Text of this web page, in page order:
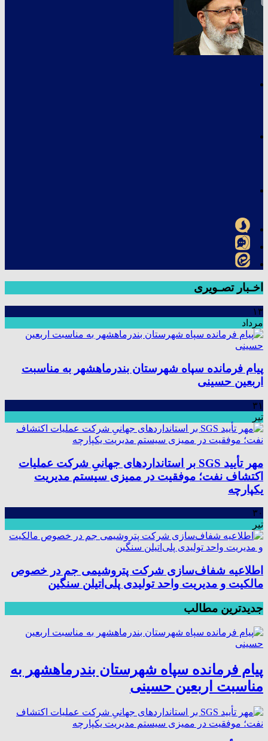
اخـبار تصـویری
۱۳
مرداد
پیام فرمانده سپاه شهرستان بندرماهشهر به مناسبت
اربعین حسینی
۳۱
تیر
مهر تأیید SGS بر استانداردهای جهانیِ شرکت عملیات
اکتشاف نفت؛ موفقیت در ممیزی سیستم مدیریت
یکپارچه
۳۰
تیر
اطلاعیه شفاف‌سازی شرکت پتروشیمی جم در خصوص
مالکیت و مدیریت واحد تولیدی پلی‌اتیلن سنگین
جدیدترین مطالب
پیام فرمانده سپاه شهرستان بندرماهشهر به
مناسبت اربعین حسینی